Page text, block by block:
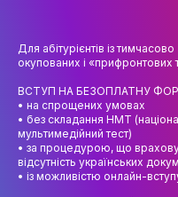
ОСВІТНЯ
ОСВІТНІ
ПРАКТИКА
СИЛАБУСИ
Для абітурієнтів із тимчасово
окупованих і «прифронтових
ВСТУП НА БЕЗОПЛАТНУ
• на спрощених умовах
• без складання НМТ
мультимедійний тест)
• за процедурою, що
відсутність українських
• із можливістю онлайн-